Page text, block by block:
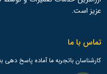
عزیز است.
تماس با ما
کارشناسان باتجربه ما آماده پاسخ